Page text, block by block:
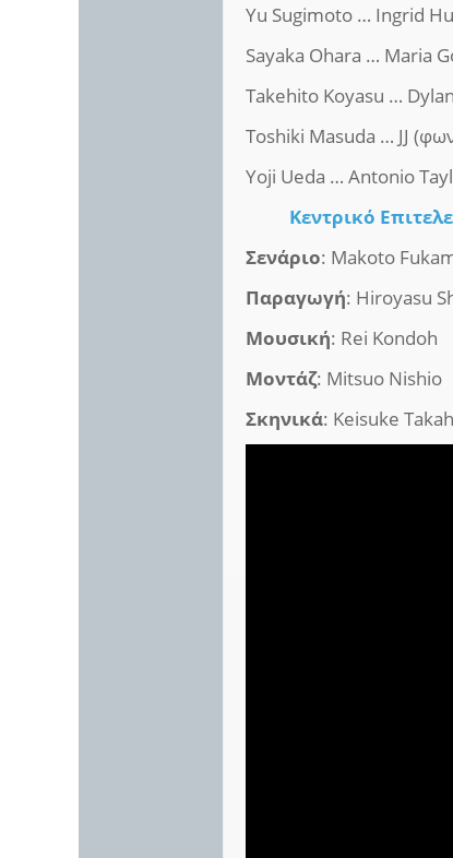
Yu Sugimoto … Ingrid
Sayaka Ohara … Maria
Takehito Koyasu …
Toshiki Masuda … JJ
Yoji Ueda … Antonio
Κεντρικό
Σενάριο: Makoto
Παραγωγή: Hiroyasu
Μουσική: Rei Kondoh
Μοντάζ: Mitsuo Nishio
Σκηνικά: Keisuke